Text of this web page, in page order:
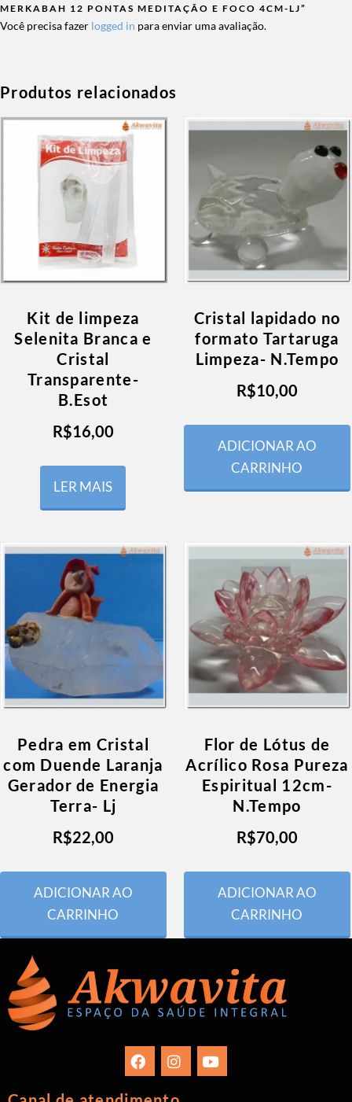
MERKABAH 12 PONTAS MEDITAÇÃO E FOCO 4CM-LJ”
Você precisa fazer logged in para enviar uma avaliação.
Produtos relacionados
Kit de limpeza
Selenita Branca e
Cristal
Transparente-
B.Esot
R$16,00
LER MAIS
Cristal lapidado no
formato Tartaruga
Limpeza- N.Tempo
R$10,00
ADICIONAR AO
CARRINHO
Pedra em Cristal
com Duende Laranja
Gerador de Energia
Terra- Lj
R$22,00
ADICIONAR AO
CARRINHO
Flor de Lótus de
Acrílico Rosa Pureza
Espiritual 12cm-
N.Tempo
R$70,00
ADICIONAR AO
CARRINHO